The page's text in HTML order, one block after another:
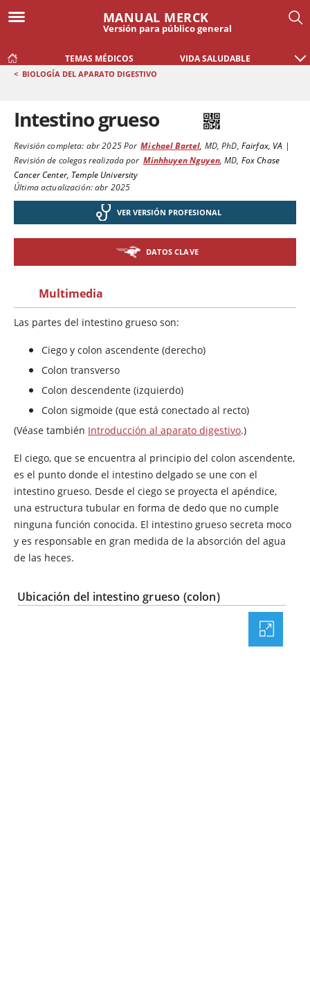
MANUAL MERCK
Versión para público general
TEMAS MÉDICOS VIDA SALUDABLE
< BIOLOGÍA DEL APARATO DIGESTIVO
Intestino grueso
Revisión completa: abr 2025Por Michael Bartel, MD, PhD, Fairfax, VA |
Revisión de colegas realizada por Minhhuyen Nguyen,MD, Fox Chase
Cancer Center, Temple University
Última actualización: abr 2025
VER VERSIÓN PROFESIONAL
DATOS CLAVE
Multimedia
Las partes del intestino grueso son:
Ciego y colon ascendente (derecho)
Colon transverso
Colon descendente (izquierdo)
Colon sigmoide (que está conectado al recto)
(Véase también Introducción al aparato digestivo.)
El ciego, que se encuentra al principio del colon ascendente,
es el punto donde el intestino delgado se une con el
intestino grueso. Desde el ciego se proyecta el apéndice,
una estructura tubular en forma de dedo que no cumple
ninguna función conocida. El intestino grueso secreta moco
y es responsable en gran medida de la absorción del agua
de las heces.
Ubicación del intestino grueso (colon)